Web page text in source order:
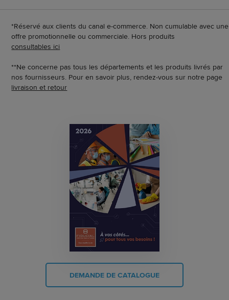
*Réservé aux clients du canal e-commerce. Non cumulable avec une
offre promotionnelle ou commerciale. Hors produits
consultables ici
**Ne concerne pas tous les départements et les produits livrés par
nos fournisseurs. Pour en savoir plus, rendez-vous sur notre page
livraison et retour
DEMANDE DE CATALOGUE